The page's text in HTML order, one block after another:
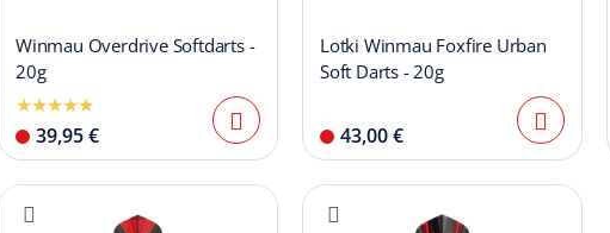
Winmau Overdrive Softdarts -
20g
39,95 €
Lotki Winmau Foxfire Urban
Soft Darts - 20g
43,00 €